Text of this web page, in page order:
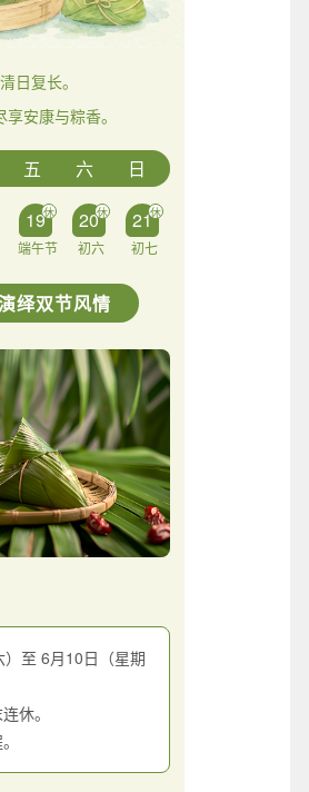
日复长。
安康与粽香。
五 六 日
19休
端午节
20休
初六
21休
初七
绎双节风情
至 6月10日（星期
休。